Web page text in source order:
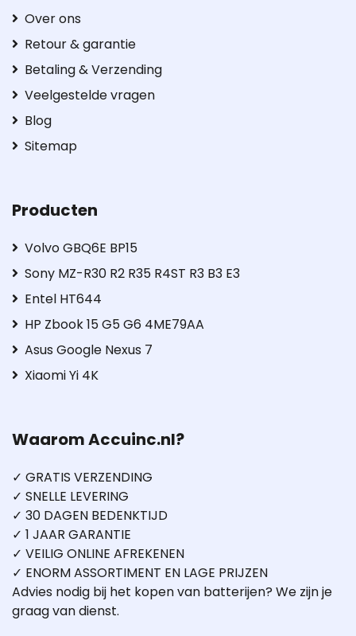
Over ons
Retour & garantie
Betaling & Verzending
Veelgestelde vragen
Blog
Sitemap
Producten
Volvo GBQ6E BP15
Sony MZ-R30 R2 R35 R4ST R3 B3 E3
Entel HT644
HP Zbook 15 G5 G6 4ME79AA
Asus Google Nexus 7
Xiaomi Yi 4K
Waarom Accuinc.nl?
✓ GRATIS VERZENDING
✓ SNELLE LEVERING
✓ 30 DAGEN BEDENKTIJD
✓ 1 JAAR GARANTIE
✓ VEILIG ONLINE AFREKENEN
✓ ENORM ASSORTIMENT EN LAGE PRIJZEN
Advies nodig bij het kopen van batterijen? We zijn je
graag van dienst.